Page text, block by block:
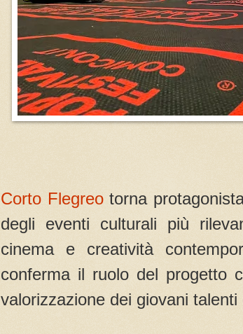
Corto Flegreotorna
degli eventi culturali più
cinema e creatività
conferma il ruolo del progetto
valorizzazione dei giovani talenti